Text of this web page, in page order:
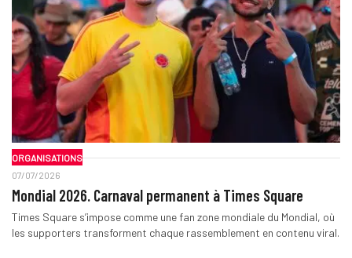
ORGANISATIONS
07/07/2026
Mondial 2026. Carnaval permanent à Times Square
Times Square s’impose comme une fan zone mondiale du Mondial, où
les supporters transforment chaque rassemblement en contenu viral.